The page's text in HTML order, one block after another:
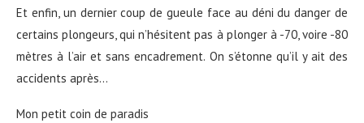
Et enfin, un dernier coup de gueule face au déni du danger de
certains plongeurs, qui n’hésitent pas à plonger à -70, voire -80
mètres à l’air et sans encadrement. On s’étonne qu’il y ait des
accidents après…
Mon petit coin de paradis